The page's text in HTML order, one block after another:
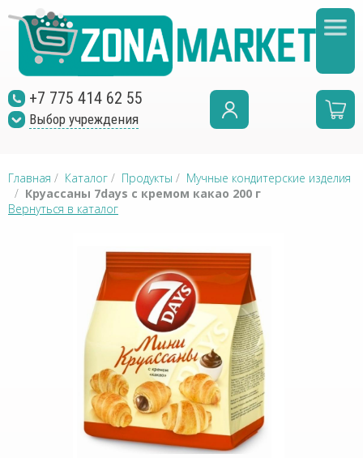
+7 775 414 62 55
Выбор учреждения
Главная / Каталог / Продукты / Мучные кондитерские изделия
/ Круассаны 7days с кремом какао 200 г
Вернуться в каталог